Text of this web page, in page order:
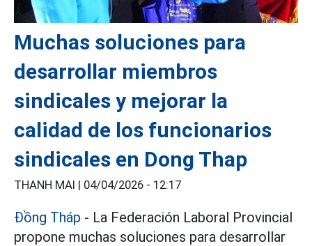
Muchas soluciones para
desarrollar miembros
sindicales y mejorar la
calidad de los funcionarios
sindicales en Dong Thap
THANH MAI | 04/04/2026 - 12:17
Đồng Tháp - La Federación Laboral Provincial
propone muchas soluciones para desarrollar